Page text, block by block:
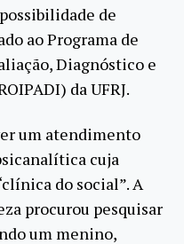
de
ao Programa de
Diagnóstico e
da UFRJ.
um atendimento
cuja
do social”. A
procurou pesquisar
um menino,